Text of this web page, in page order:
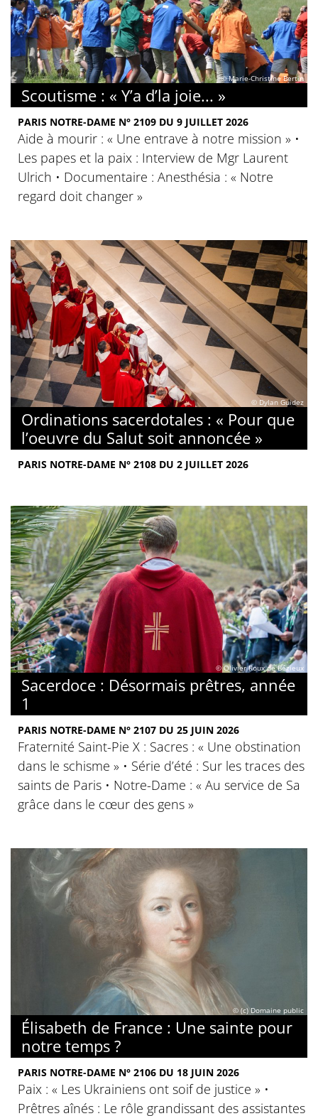
© Marie-Christine Bertin
Scoutisme : « Y’a d’la joie... »
PARIS NOTRE-DAME N° 2109 DU 9 JUILLET 2026
Aide à mourir : « Une entrave à notre mission » •
Les papes et la paix : Interview de Mgr Laurent
Ulrich • Documentaire : Anesthésia : « Notre
regard doit changer »
© Dylan Guidez
Ordinations sacerdotales : « Pour que
l’oeuvre du Salut soit annoncée »
PARIS NOTRE-DAME N° 2108 DU 2 JUILLET 2026
© Olivier Roux de Bézieux
Sacerdoce : Désormais prêtres, année
1
PARIS NOTRE-DAME N° 2107 DU 25 JUIN 2026
Fraternité Saint-Pie X : Sacres : « Une obstination
dans le schisme » • Série d’été : Sur les traces des
saints de Paris • Notre-Dame : « Au service de Sa
grâce dans le cœur des gens »
© (c) Domaine public
Élisabeth de France : Une sainte pour
notre temps ?
PARIS NOTRE-DAME N° 2106 DU 18 JUIN 2026
Paix : « Les Ukrainiens ont soif de justice » •
Prêtres aînés : Le rôle grandissant des assistantes